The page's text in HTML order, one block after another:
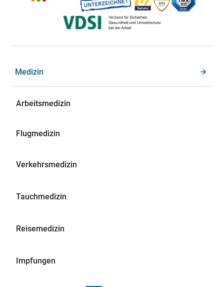
Medizin
Arbeitsmedizin
Flugmedizin
Verkehrsmedizin
Tauchmedizin
Reisemedizin
Impfungen